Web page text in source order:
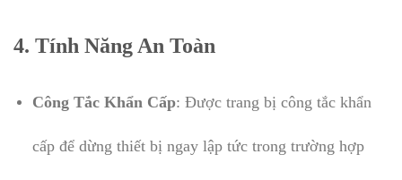
4. Tính Năng An Toàn
Công Tắc Khẩn Cấp: Được trang bị công tắc khẩn
cấp để dừng thiết bị ngay lập tức trong trường hợp